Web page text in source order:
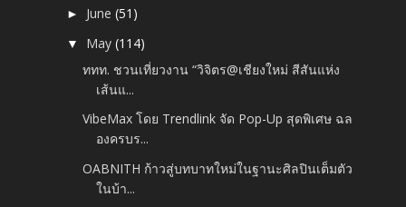
► June(51)
▼ May(114)
ททท. ชวนเที่ยวงาน “วิจิตร@เชียงใหม่ สีสันแห่ง
เส้นแ...
VibeMax โดย Trendlink จัด Pop-Up สุดพิเศษ ฉล
องครบร...
OABNITH ก้าวสู่บทบาทใหม่ในฐานะศิลปินเต็มตัว
ในบ้า...